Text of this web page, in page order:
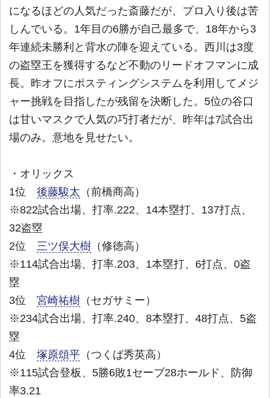
になるほどの人気だった斎藤だが、プロ入り後は苦
しんでいる。1年目の6勝が自己最多で、18年から3
年連続未勝利と背水の陣を迎えている。西川は3度
の盗塁王を獲得するなど不動のリードオフマンに成
長。昨オフにポスティングシステムを利用してメジ
ャー挑戦を目指したが残留を決断した。5位の谷口
は甘いマスクで人気の巧打者だが、昨年は7試合出
場のみ。意地を見せたい。
・オリックス
1位 後藤駿太 （前橋商高）
※822試合出場、打率.222、14本塁打、137打点、
32盗塁
2位 三ツ俣大樹 （修徳高）
※114試合出場、打率.203、1本塁打、6打点、0盗
塁
3位 宮崎祐樹 （セガサミー）
※234試合出場、打率.240、8本塁打、48打点、5盗
塁
4位 塚原頌平 （つくば秀英高）
※115試合登板、5勝6敗1セーブ28ホールド、防御
率3.21